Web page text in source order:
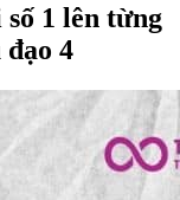
1 lên từng
4